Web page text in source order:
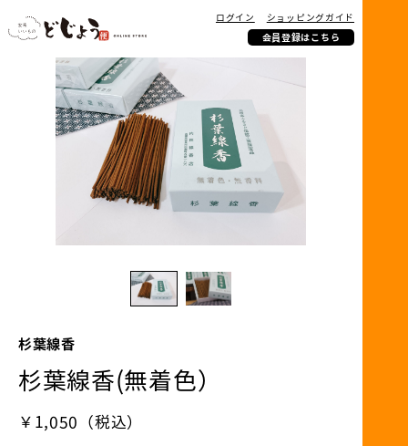
ログイン ショッピングガイド
会員登録はこちら
杉葉線香
杉葉線香(無着色）
￥1,050（税込）